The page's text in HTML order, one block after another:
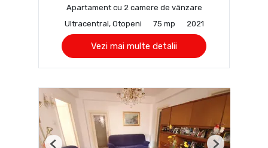
Apartament cu 2 camere de vânzare
Ultracentral, Otopeni
75 mp 2021
Vezi mai multe detalii